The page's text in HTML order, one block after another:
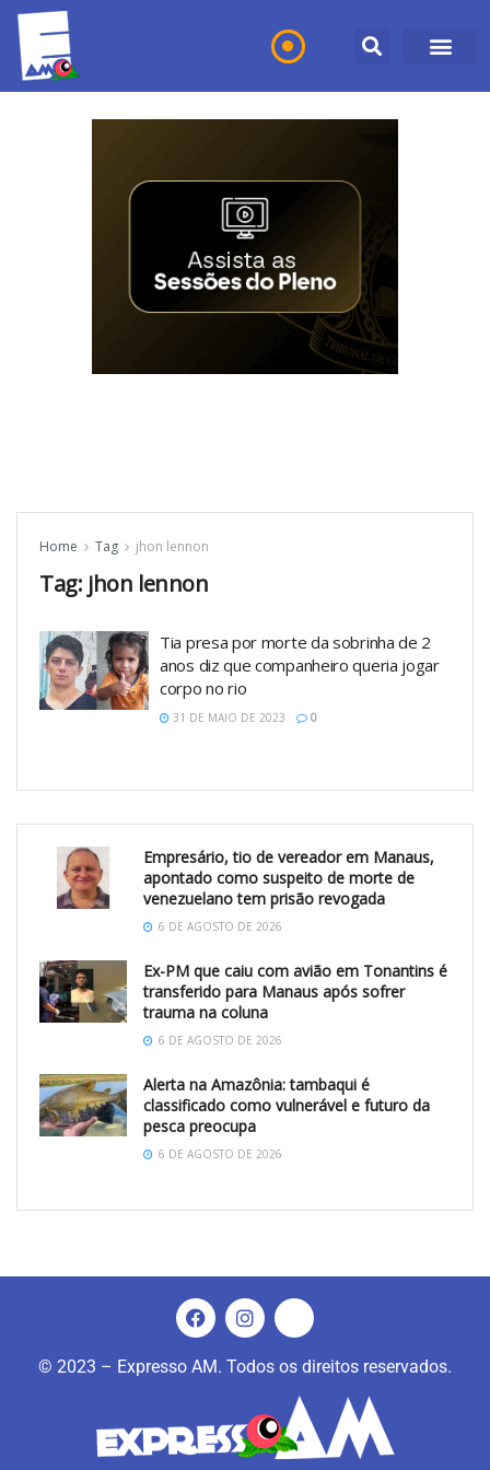
Home Tag jhon lennon
Tag: jhon lennon
Tia presa por morte da sobrinha de 2
anos diz que companheiro queria jogar
corpo no rio
31 DE MAIO DE 2023 0
Empresário, tio de vereador em Manaus,
apontado como suspeito de morte de
venezuelano tem prisão revogada
6 DE AGOSTO DE 2026
Ex-PM que caiu com avião em Tonantins é
transferido para Manaus após sofrer
trauma na coluna
6 DE AGOSTO DE 2026
Alerta na Amazônia: tambaqui é
classificado como vulnerável e futuro da
pesca preocupa
6 DE AGOSTO DE 2026
© 2023 – Expresso AM. Todos os direitos reservados.